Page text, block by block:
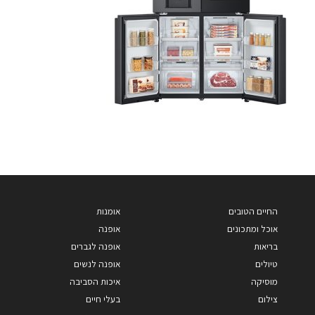
החיים הטובים
אוכל ומתכונים
בריאות
טיולים
מוסיקה
צילום
אומנות
אופנה
אופנה לגברים
אופנה לנשים
איכות הסביבה
בעלי חיים